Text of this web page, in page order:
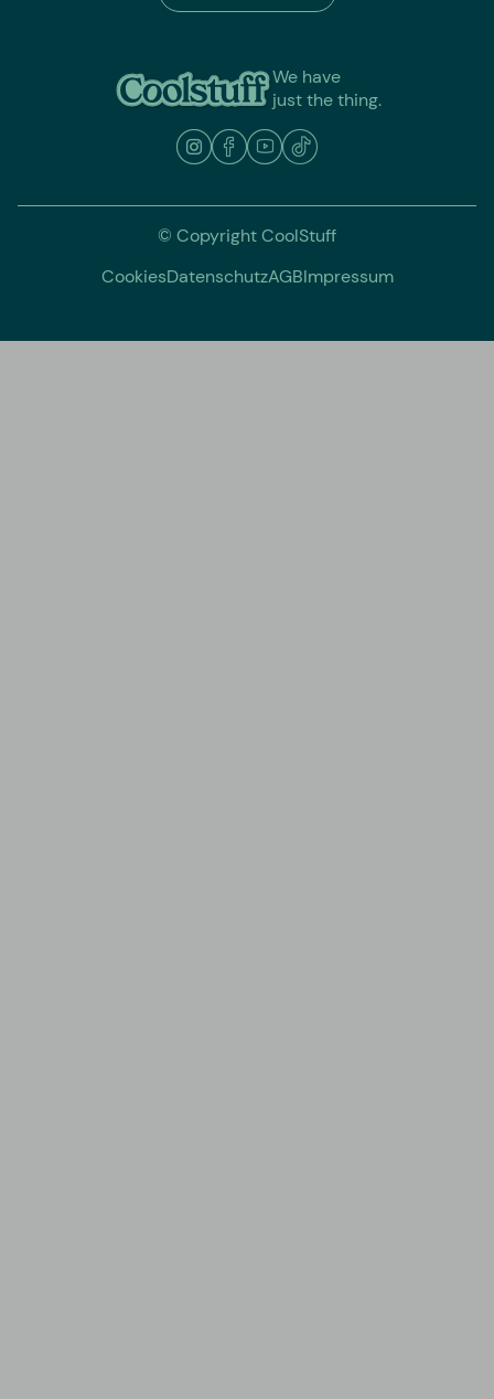
We have
just the thing.
© Copyright CoolStuff
CookiesDatenschutzAGBImpressum